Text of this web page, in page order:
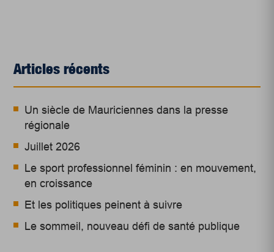
Articles récents
Un siècle de Mauriciennes dans la presse
régionale
Juillet 2026
Le sport professionnel féminin : en mouvement,
en croissance
Et les politiques peinent à suivre
Le sommeil, nouveau défi de santé publique